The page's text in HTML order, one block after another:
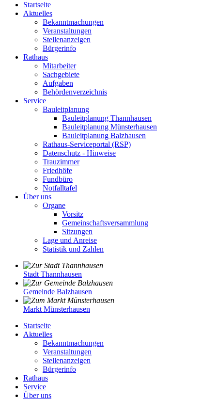
Startseite
Aktuelles
Bekanntmachungen
Veranstaltungen
Stellenanzeigen
Bürgerinfo
Rathaus
Mitarbeiter
Sachgebiete
Aufgaben
Behördenverzeichnis
Service
Bauleitplanung
Bauleitplanung Thannhausen
Bauleitplanung Münsterhausen
Bauleitplanung Balzhausen
Rathaus-Serviceportal (RSP)
Datenschutz - Hinweise
Trauzimmer
Friedhöfe
Fundbüro
Notfalltafel
Über uns
Organe
Vorsitz
Gemeinschaftsversammlung
Sitzungen
Lage und Anreise
Statistik und Zahlen
Stadt Thannhausen
Gemeinde Balzhausen
Markt Münsterhausen
Startseite
Aktuelles
Bekanntmachungen
Veranstaltungen
Stellenanzeigen
Bürgerinfo
Rathaus
Service
Über uns